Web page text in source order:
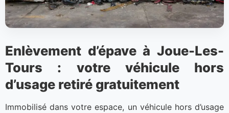
Enlèvement d’épave à Joue-Les-
Tours : votre véhicule hors
d’usage retiré gratuitement
Immobilisé dans votre espace, un véhicule hors d’usage